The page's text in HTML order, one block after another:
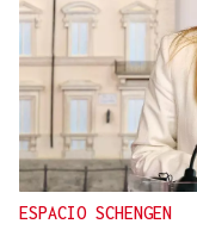
ESPACIO SCHENGEN